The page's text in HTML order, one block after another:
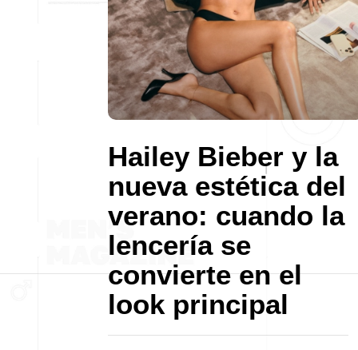
Hailey Bieber y la
nueva estética del
verano: cuando la
lencería se
convierte en el
look principal